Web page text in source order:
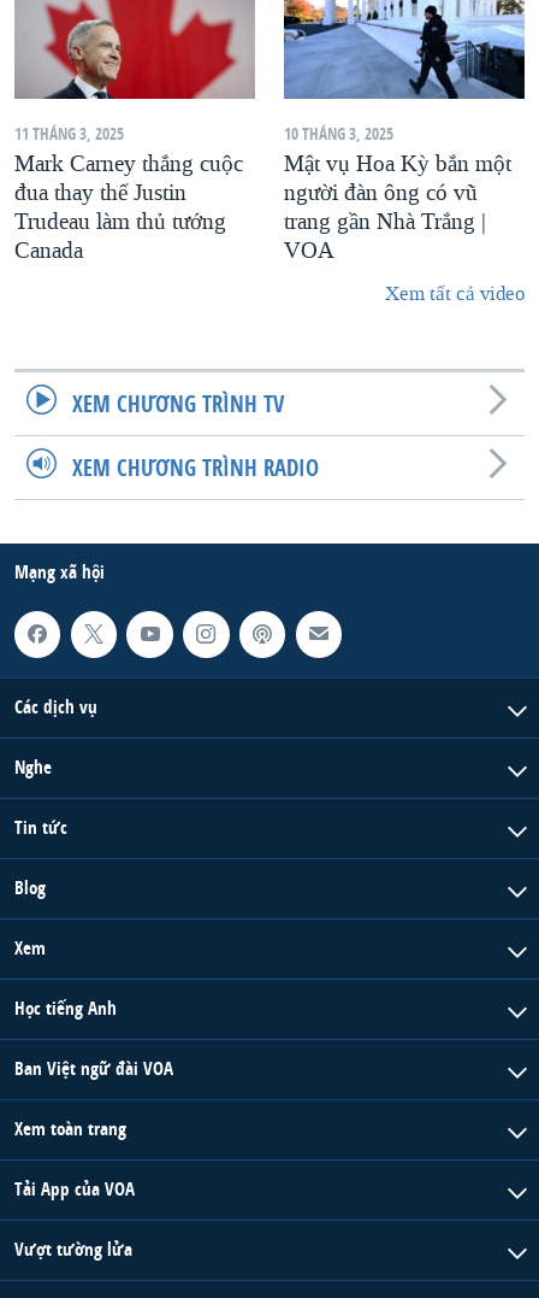
11 THÁNG 3, 2025
Mark Carney thắng cuộc
đua thay thế Justin
Trudeau làm thủ tướng
Canada
10 THÁNG 3, 2025
Mật vụ Hoa Kỳ bắn một
người đàn ông có vũ
trang gần Nhà Trắng |
VOA
Xem tất cả video
XEM CHƯƠNG TRÌNH TV
XEM CHƯƠNG TRÌNH RADIO
Mạng xã hội
Các dịch vụ
Nghe
Tin tức
Blog
Xem
Học tiếng Anh
Ban Việt ngữ đài VOA
Xem toàn trang
Tải App của VOA
Vượt tường lửa